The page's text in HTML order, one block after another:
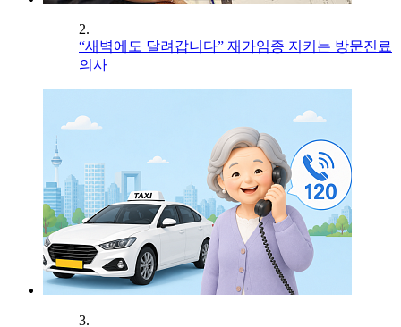
2.
“새벽에도 달려갑니다” 재가임종 지키는 방문진료
의사
3.